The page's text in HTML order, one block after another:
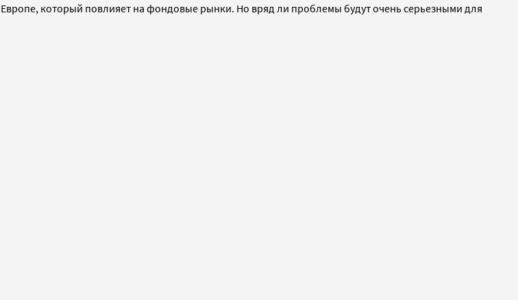
Европе, который повлияет на фондовые рынки. Но вряд ли проблемы будут очень серьезными для